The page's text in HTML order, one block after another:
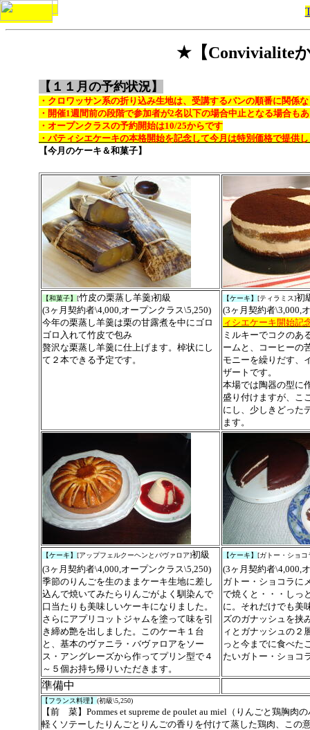
★【Convivialite
【１１月の予約状況】
・クロワッサン系の折り込み生地は、受講するパンの順番に関係
・開催1週間前の段階で参加者が2名以下の場合中止となる場合も
・オープンクラスの予約開始は10/25からです
・パティシエケーキの本格開始を記念して今月は特別価格で提供
【今月のケーキ＆和菓子】
【和菓子】 [竹皮の栗蒸し羊羹]初級
(3ヶ月契約者\4,000,オープンクラス\5,250)
今年の栗蒸し羊羹は栗の甘露煮を中にゴロ
ゴロ入れて竹皮で包み
贅沢な栗蒸し羊羹に仕上げます。棹状にし
て２本できる予定です。
【ケーキ】 [ティラミス]初
(3ヶ月契約者\3,000,
ィシエケーキ開始記
ミルキーでコクのあ
ームと、コーヒーの
モニーを繰りだす、
ザートです。
本場では陶器の型に
盛り付けますが、こ
にし、少しきどった
ます。
【ケーキ】 [アップフェルクーヘンとバヴァロア]初級
(3ヶ月契約者\4,000,オープンクラス\5,250)
季節のりんごを生のままケーキ生地に差し
込んで焼いてみたらりんごがよく馴染んで
口当たりも美味しいケーキになりました。
さらにアプリコットジャムを塗って味を引
き締め艶を出しました。このケーキ１台
と、基本のヴァニラ・バヴァロアをソー
ス・アングレーズから作ってプリン型で４
～５個お持ち帰りいただきます。
【ケーキ】 [ガトー・ショコ
(3ヶ月契約者\4,000,
ガトー・ショコラに
で焼くと・・・しっ
に。それだけでも美
ズのガナッシュを挟
ィとガナッシュの２
っと今までに食べた
たいガトー・ショコ
準備中
【フランス料理】 (初級\5,250)
【前 菜】 Pommes et supreme de poulet au miel（りんごと鶏胸肉
軽くソテーしたりんごとりんごの香りを付けて蒸した鶏肉、こ